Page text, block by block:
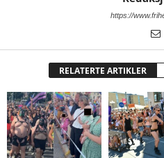
https://
RELATERTE ARTIKLER